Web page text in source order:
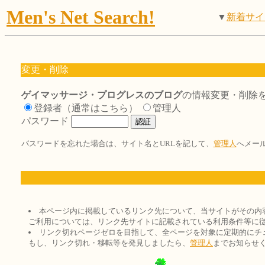
Men's Net Search! ▼ 新着サ
変更・削除
ゲイマッサージ・プログレスのブログの情報変更・削除
登録者（通常はこちら）
管理人
パスワード
パスワードを忘れた場合は、サイト名とURLを記して、 管理人へメー
本ページ内に掲載しているリンク先について、当サイトがその
ご利用については、リンク先サイトに記載されている利用条件等に
リンク切れページゼロを目指して、全ページを対象に定期的に
もし、リンク切れ・移転等を発見しましたら、 管理人 までお知らせ